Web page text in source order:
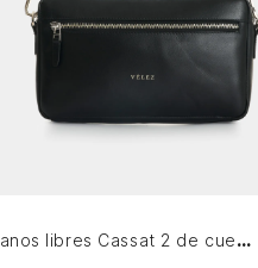
Manos libres Cassat 2 de cuero para hombre efecto escribiente